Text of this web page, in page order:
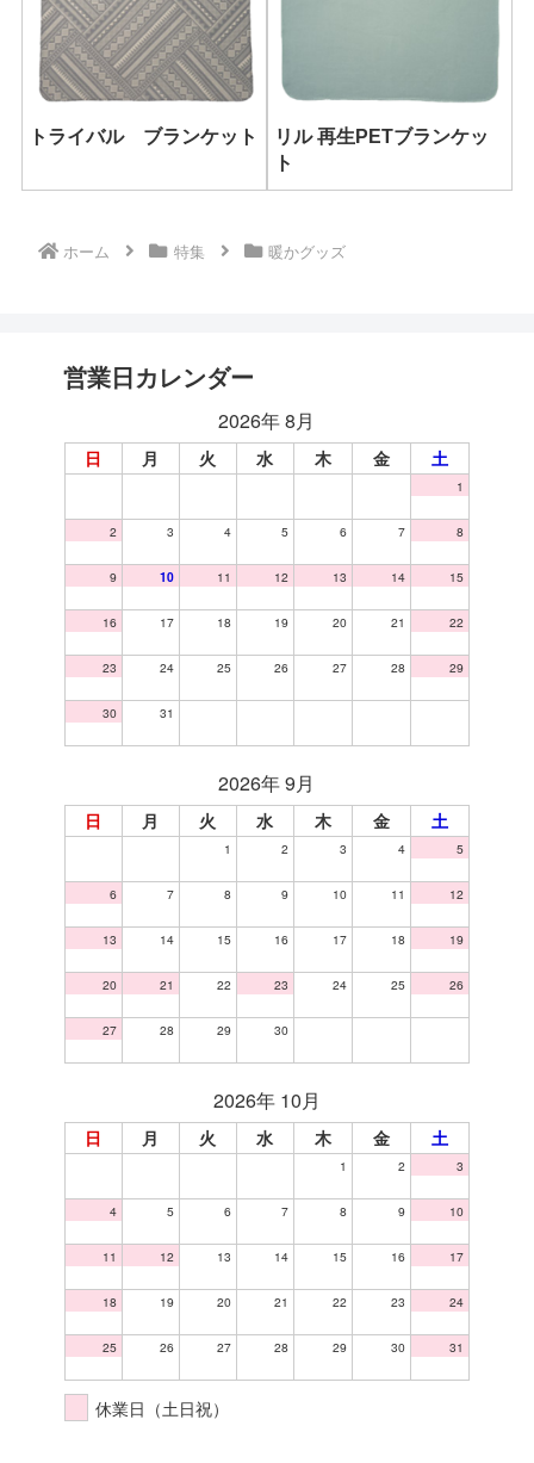
トライバル ブランケット
リル 再生PETブランケッ
ト
ホーム 特集 暖かグッズ
営業日カレンダー
2026年 8月
日 月 火 水 木 金 土
1
2 3 4 5 6 7 8
9 10 11 12 13 14 15
16 17 18 19 20 21 22
23 24 25 26 27 28 29
30 31
2026年 9月
日 月 火 水 木 金 土
1 2 3 4 5
6 7 8 9 10 11 12
13 14 15 16 17 18 19
20 21 22 23 24 25 26
27 28 29 30
2026年 10月
日 月 火 水 木 金 土
1 2 3
4 5 6 7 8 9 10
11 12 13 14 15 16 17
18 19 20 21 22 23 24
25 26 27 28 29 30 31
休業日（土日祝）